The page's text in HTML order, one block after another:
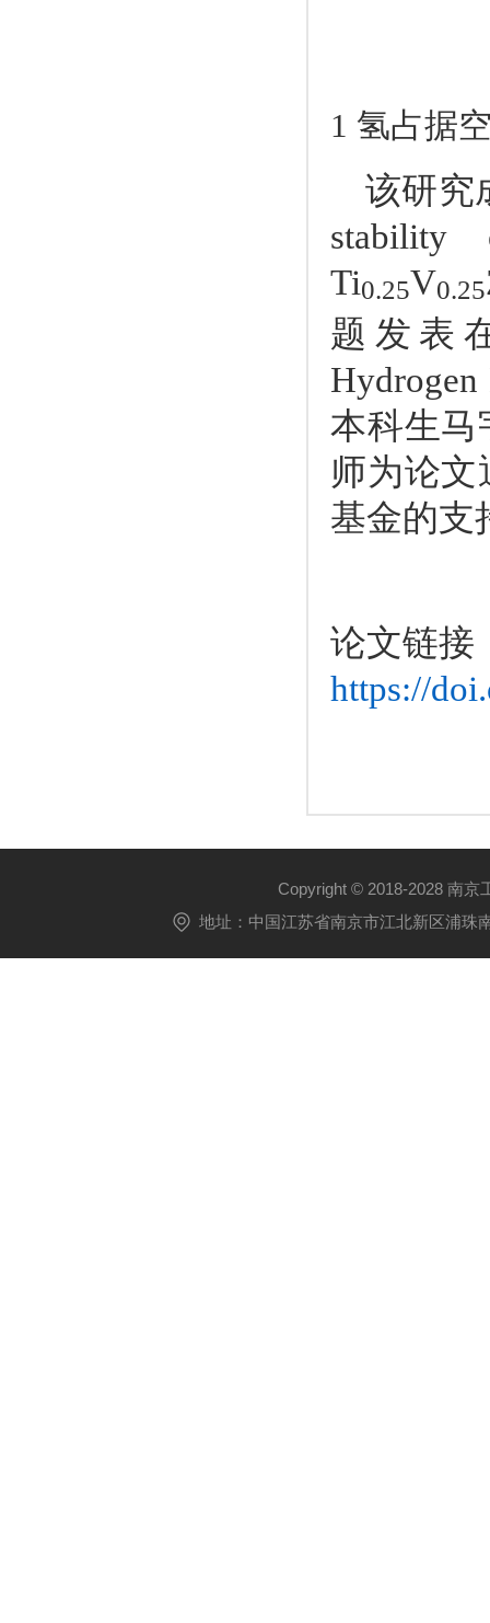
1 氢占据
该研究
stability
Ti0.25V0.25
题发表
Hydrogen
本科生马
师为论
基金的支
论文链接
https://
Copyright © 2018-2028 南京
地址：中国江苏省南京市江北新区浦珠